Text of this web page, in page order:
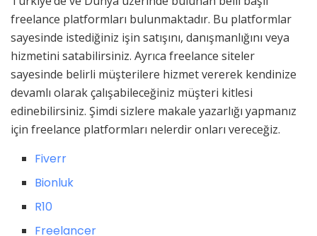
freelance platformları bulunmaktadır. Bu platformlar
sayesinde istediğiniz işin satışını, danışmanlığını veya
hizmetini satabilirsiniz. Ayrıca freelance siteler
sayesinde belirli müşterilere hizmet vererek kendinize
devamlı olarak çalışabileceğiniz müşteri kitlesi
edinebilirsiniz. Şimdi sizlere makale yazarlığı yapmanız
için freelance platformları nelerdir onları vereceğiz.
Fiverr
Bionluk
R10
Freelancer